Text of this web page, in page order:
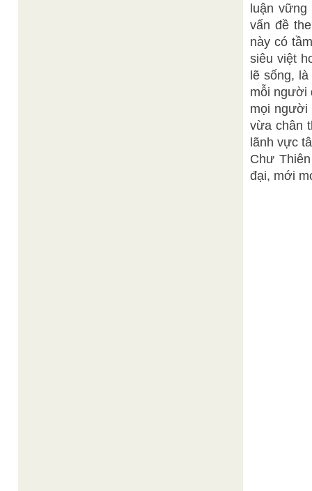
luận
vấn đề
này có
siêu việt
lẽ sống,
mỗi người
mọi người
vừa chân
lãnh vực
Chư
đại, mới